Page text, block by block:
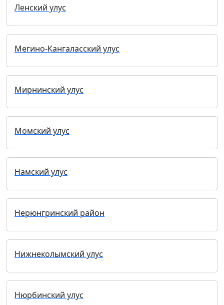
Ленский улус
Мегино-Кангаласский улус
Мирнинский улус
Момский улус
Намский улус
Нерюнгринский район
Нижнеколымский улус
Нюрбинский улус